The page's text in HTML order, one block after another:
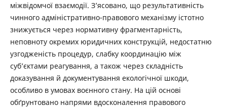
міжвідомчої взаємодії. З’ясовано, що результативність
чинного адміністративно-правового механізму істотно
знижується через нормативну фрагментарність,
неповноту окремих юридичних конструкцій, недостатню
узгодженість процедур, слабку координацію між
суб’єктами реагування, а також через складність
доказування й документування екологічної шкоди,
особливо в умовах воєнного стану. На цій основі
обґрунтовано напрями вдосконалення правового